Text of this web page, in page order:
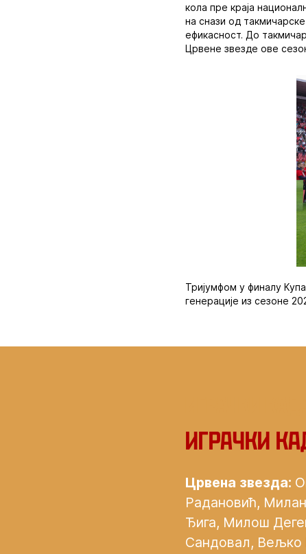
кола пре краја
на снази од
ефикасност. До
Црвене звезде ове
Тријумфом у финалу
генерације из сезоне
Играчки
Црвена звезда:
Радановић,
Ђига, Милош
Сандовал, Вељко